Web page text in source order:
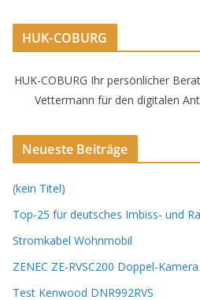
HUK-COBURG
HUK-COBURG Ihr persönlicher
Vettermann für den digitalen
Neueste Beiträge
(kein Titel)
Top-25 für deutsches Imbiss- und
Stromkabel Wohnmobil
ZENEC ZE-RVSC200 Doppel-
Test Kenwood DNR992RVS